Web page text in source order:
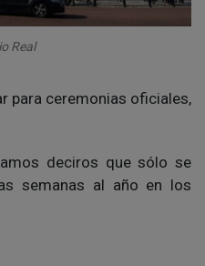
Real
para ceremonias oficiales,
deciros que sólo se
semanas al año en los